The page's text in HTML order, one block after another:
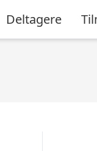
Deltagere